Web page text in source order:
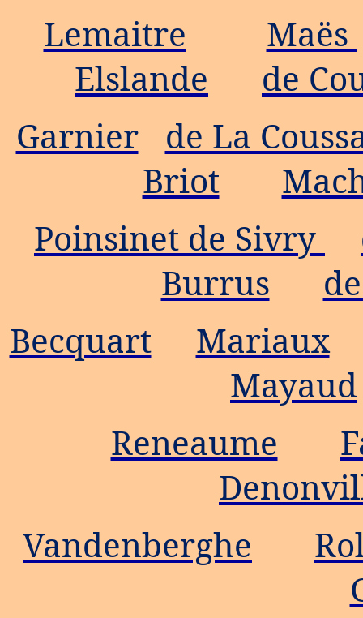
Lemaitre
Maës
Elslande
de
Garnier
de La
Briot
Poinsinet de Sivry
Burrus
Becquart
Mariaux
Mayaud
Reneaume
Vandenberghe